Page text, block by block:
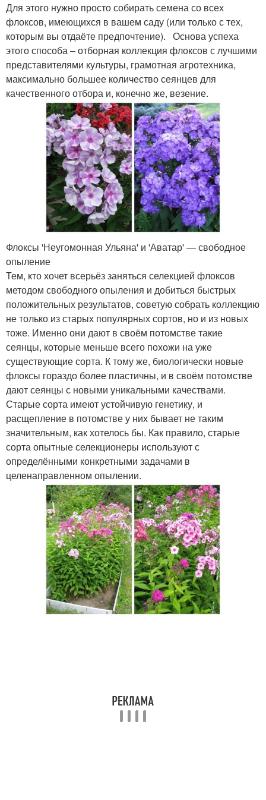
Для этого нужно просто собирать семена со всех
флоксов, имеющихся в вашем саду (или только с тех,
которым вы отдаёте предпочтение). Основа успеха
этого способа – отборная коллекция флоксов с лучшими
представителями культуры, грамотная агротехника,
максимально большее количество сеянцев для
качественного отбора и, конечно же, везение.
Флоксы 'Неугомонная Ульяна' и 'Аватар' — свободное
опыление
Тем, кто хочет всерьёз заняться селекцией флоксов
методом свободного опыления и добиться быстрых
положительных результатов, советую собрать коллекцию
не только из старых популярных сортов, но и из новых
тоже. Именно они дают в своём потомстве такие
сеянцы, которые меньше всего похожи на уже
существующие сорта. К тому же, биологически новые
флоксы гораздо более пластичны, и в своём потомстве
дают сеянцы с новыми уникальными качествами.
Старые сорта имеют устойчивую генетику, и
расщепление в потомстве у них бывает не таким
значительным, как хотелось бы. Как правило, старые
сорта опытные селекционеры используют с
определёнными конкретными задачами в
целенаправленном опылении.